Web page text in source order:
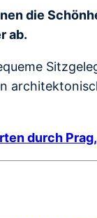
die
ab.
durch